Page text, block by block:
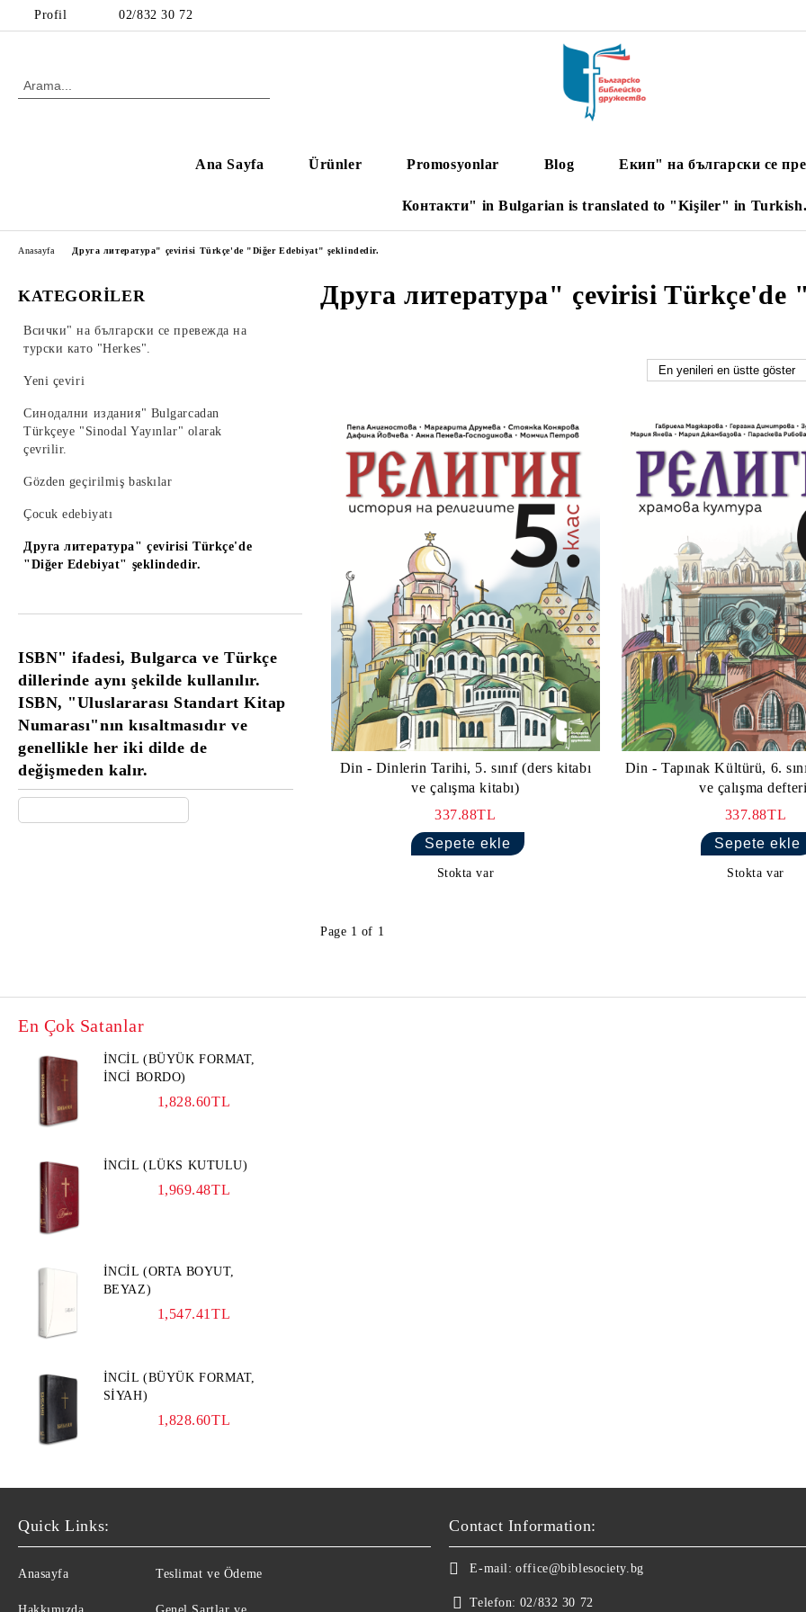
Profil 02/832 30 72
Ana Sayfa Ürünler Promosyonlar Blog Екип" на български се
Контакти" in Bulgarian is translated to "Kişiler" in Turkish.
KATEGORİLER
Всички" на български се превежда на
турски като "Herkes".
Yeni çeviri
Синодални издания" Bulgarcadan
Türkçeye "Sinodal Yayınlar" olarak
çevrilir.
Gözden geçirilmiş baskılar
Çocuk edebiyatı
Друга литература" çevirisi Türkçe'de
"Diğer Edebiyat" şeklindedir.
ISBN" ifadesi, Bulgarca ve Türkçe
dillerinde aynı şekilde kullanılır.
ISBN, "Uluslararası Standart Kitap
Numarası"nın kısaltmasıdır ve
genellikle her iki dilde de
değişmeden kalır.
Anasayfa Друга литература" çevirisi Türkçe'de "Diğer Edebiyat" şeklindedir.
Друга литература" çevirisi
Din - Dinlerin Tarihi, 5. sınıf (ders kitabı
ve çalışma kitabı)
337.88TL
Stokta var
Din - Tapınak Kültürü, 6.
ve çalışma
337.88TL
Stokta var
Page 1 of 1
En Çok Satanlar
İNCİL (BÜYÜK FORMAT,
İNCİ BORDO)
1,828.60TL
İNCİL (LÜKS KUTULU)
1,969.48TL
İNCİL (ORTA BOYUT,
BEYAZ)
1,547.41TL
İNCİL (BÜYÜK FORMAT,
SİYAH)
1,828.60TL
Quick Links:
Anasayfa Teslimat ve Ödeme
Contact Information:
E-mail: office@biblesociety.bg
Telefon: 02/832 30 72